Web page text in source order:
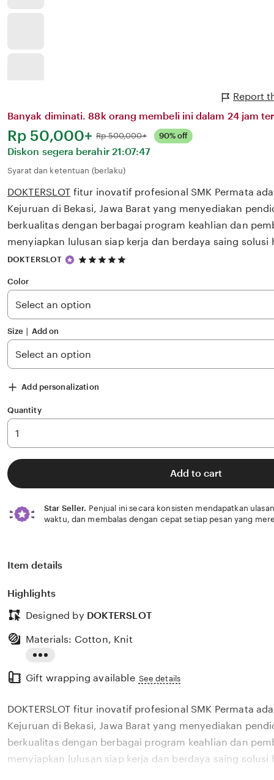
Report
Banyak diminati. 88k orang membeli ini dalam 24 jam
Harga:
Rp 50,000+ Normal:
Rp 500,000+ 90% off
Diskon segera berahir 21:07:47
Syarat dan ketentuan (berlaku)
DOKTERSLOT fitur inovatif profesional SMK Permata
Kejuruan di Bekasi, Jawa Barat yang menyediakan
berkualitas dengan berbagai program keahlian dan
menyiapkan lulusan siap kerja dan berdaya saing solusi
DOKTERSLOT
5
5
stars
Color
Size ∣ Add on
Add personalization
Quantity
Add to cart
Star Seller. Penjual ini secara konsisten mendapatkan
waktu, dan membalas dengan cepat setiap pesan yang
Item details
Highlights
Designed by DOKTERSLOT
the
description
Materials: Cotton, Knit
Gift wrapping available See details
DOKTERSLOT fitur inovatif profesional SMK Permata
Kejuruan di Bekasi, Jawa Barat yang menyediakan
berkualitas dengan berbagai program keahlian dan
menyiapkan lulusan siap kerja dan berdaya saing solusi